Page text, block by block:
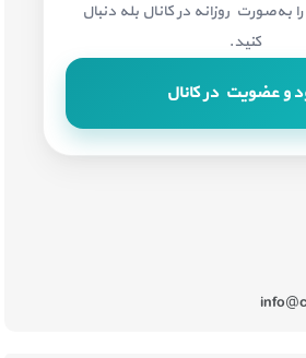
به‌صورت روزانه در کانال بله دنبال
کنید.
و عضویت در کانال